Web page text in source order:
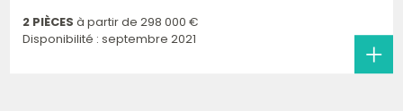
2 PIÈCES à partir de 298 000 €
Disponibilité : septembre 2021